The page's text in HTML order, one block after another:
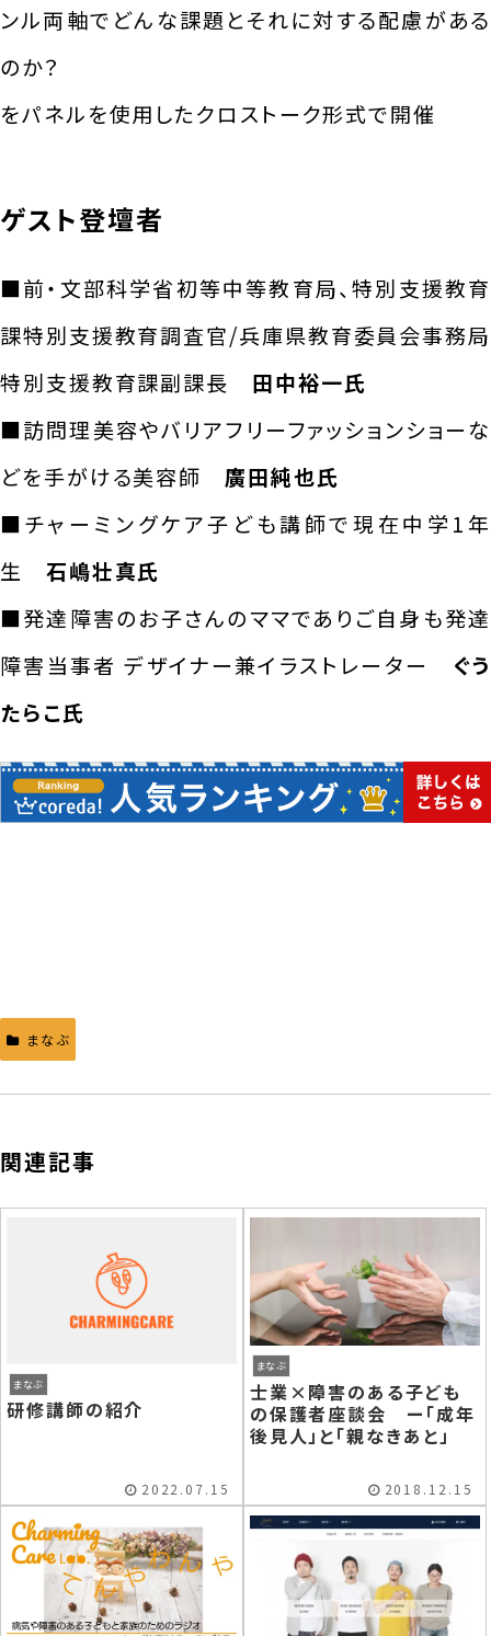
ンル両軸でどんな課題とそれに対する配慮がある
のか？
をパネルを使用したクロストーク形式で開催
ゲスト登壇者
■前・文部科学省初等中等教育局、特別支援教育
課特別支援教育調査官/兵庫県教育委員会事務局
特別支援教育課副課長 田中裕一氏
■訪問理美容やバリアフリーファッションショーな
どを手がける美容師 廣田純也氏
■チャーミングケア子ども講師で現在中学1年
生 石嶋壮真氏
■発達障害のお子さんのママでありご自身も発達
障害当事者 デザイナー兼イラストレーター ぐう
たらこ氏
まなぶ
関連記事
まなぶ
研修講師の紹介
2022.07.15
まなぶ
士業×障害のある子ども
の保護者座談会 ー「成年
後見人」と「親なきあと」
2018.12.15